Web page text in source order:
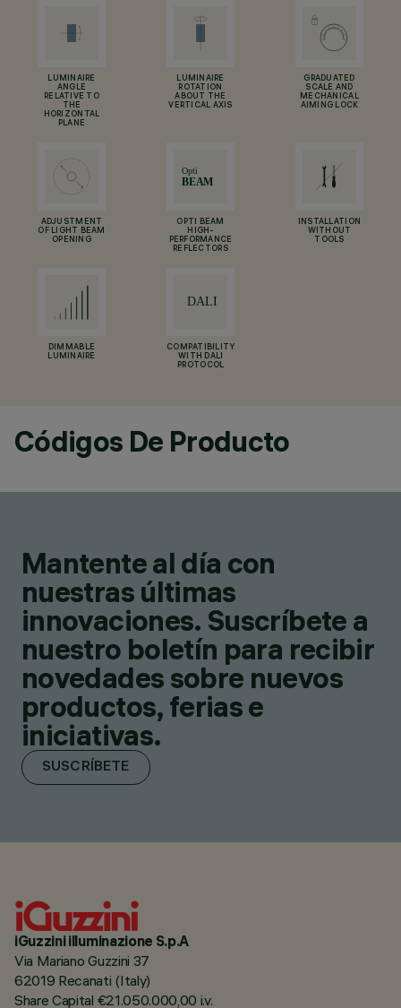
LUMINAIRE
ANGLE
RELATIVE TO
THE
HORIZONTAL
PLANE
LUMINAIRE
ROTATION
ABOUT THE
VERTICAL AXIS
GRADUATED
SCALE AND
MECHANICAL
AIMING LOCK
ADJUSTMENT
OF LIGHT BEAM
OPENING
OPTI BEAM
HIGH-
PERFORMANCE
REFLECTORS
INSTALLATION
WITHOUT
TOOLS
DIMMABLE
LUMINAIRE
COMPATIBILITY
WITH DALI
PROTOCOL
Códigos De Producto
Mantente al día con
nuestras últimas
innovaciones. Suscríbete a
nuestro boletín para recibir
novedades sobre nuevos
productos, ferias e
iniciativas.
SUSCRÍBETE
iGuzzini illuminazione S.p.A
Via Mariano Guzzini 37
62019 Recanati (Italy)
Share Capital €21.050.000,00 i.v.